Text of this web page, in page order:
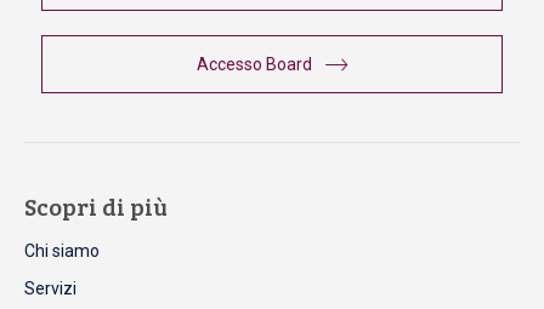
Accesso Board
Scopri di più
Chi siamo
Servizi